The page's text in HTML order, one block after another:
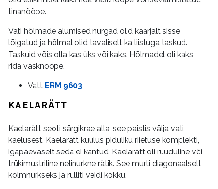
tinanööpe.
Vati hõlmade alumised nurgad olid kaarjalt sisse
lõigatud ja hõlmal olid tavaliselt ka liistuga taskud.
Taskuid võis olla kas üks või kaks. Hõlmadel oli kaks
rida vasknööpe.
Vatt ERM 9603
KAELARÄTT
Kaelarätt seoti särgikrae alla, see paistis välja vati
kaelusest. Kaelarätt kuulus piduliku riietuse komplekti,
igapäevaselt seda ei kantud. Kaelarätt oli ruuduline või
trükimustriline nelinurkne rätik. See murti diagonaalselt
kolmnurkseks ja rulliti veidi kokku.